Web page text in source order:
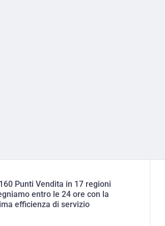
Punti Vendita in 17 regioni
entro le 24 ore con la
efficienza di servizio